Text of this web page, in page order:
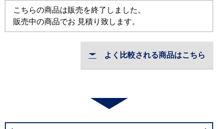
こちらの商品は販売を終了しました。
販売中の商品でお 見積り致します。
よく比較される商品はこちら